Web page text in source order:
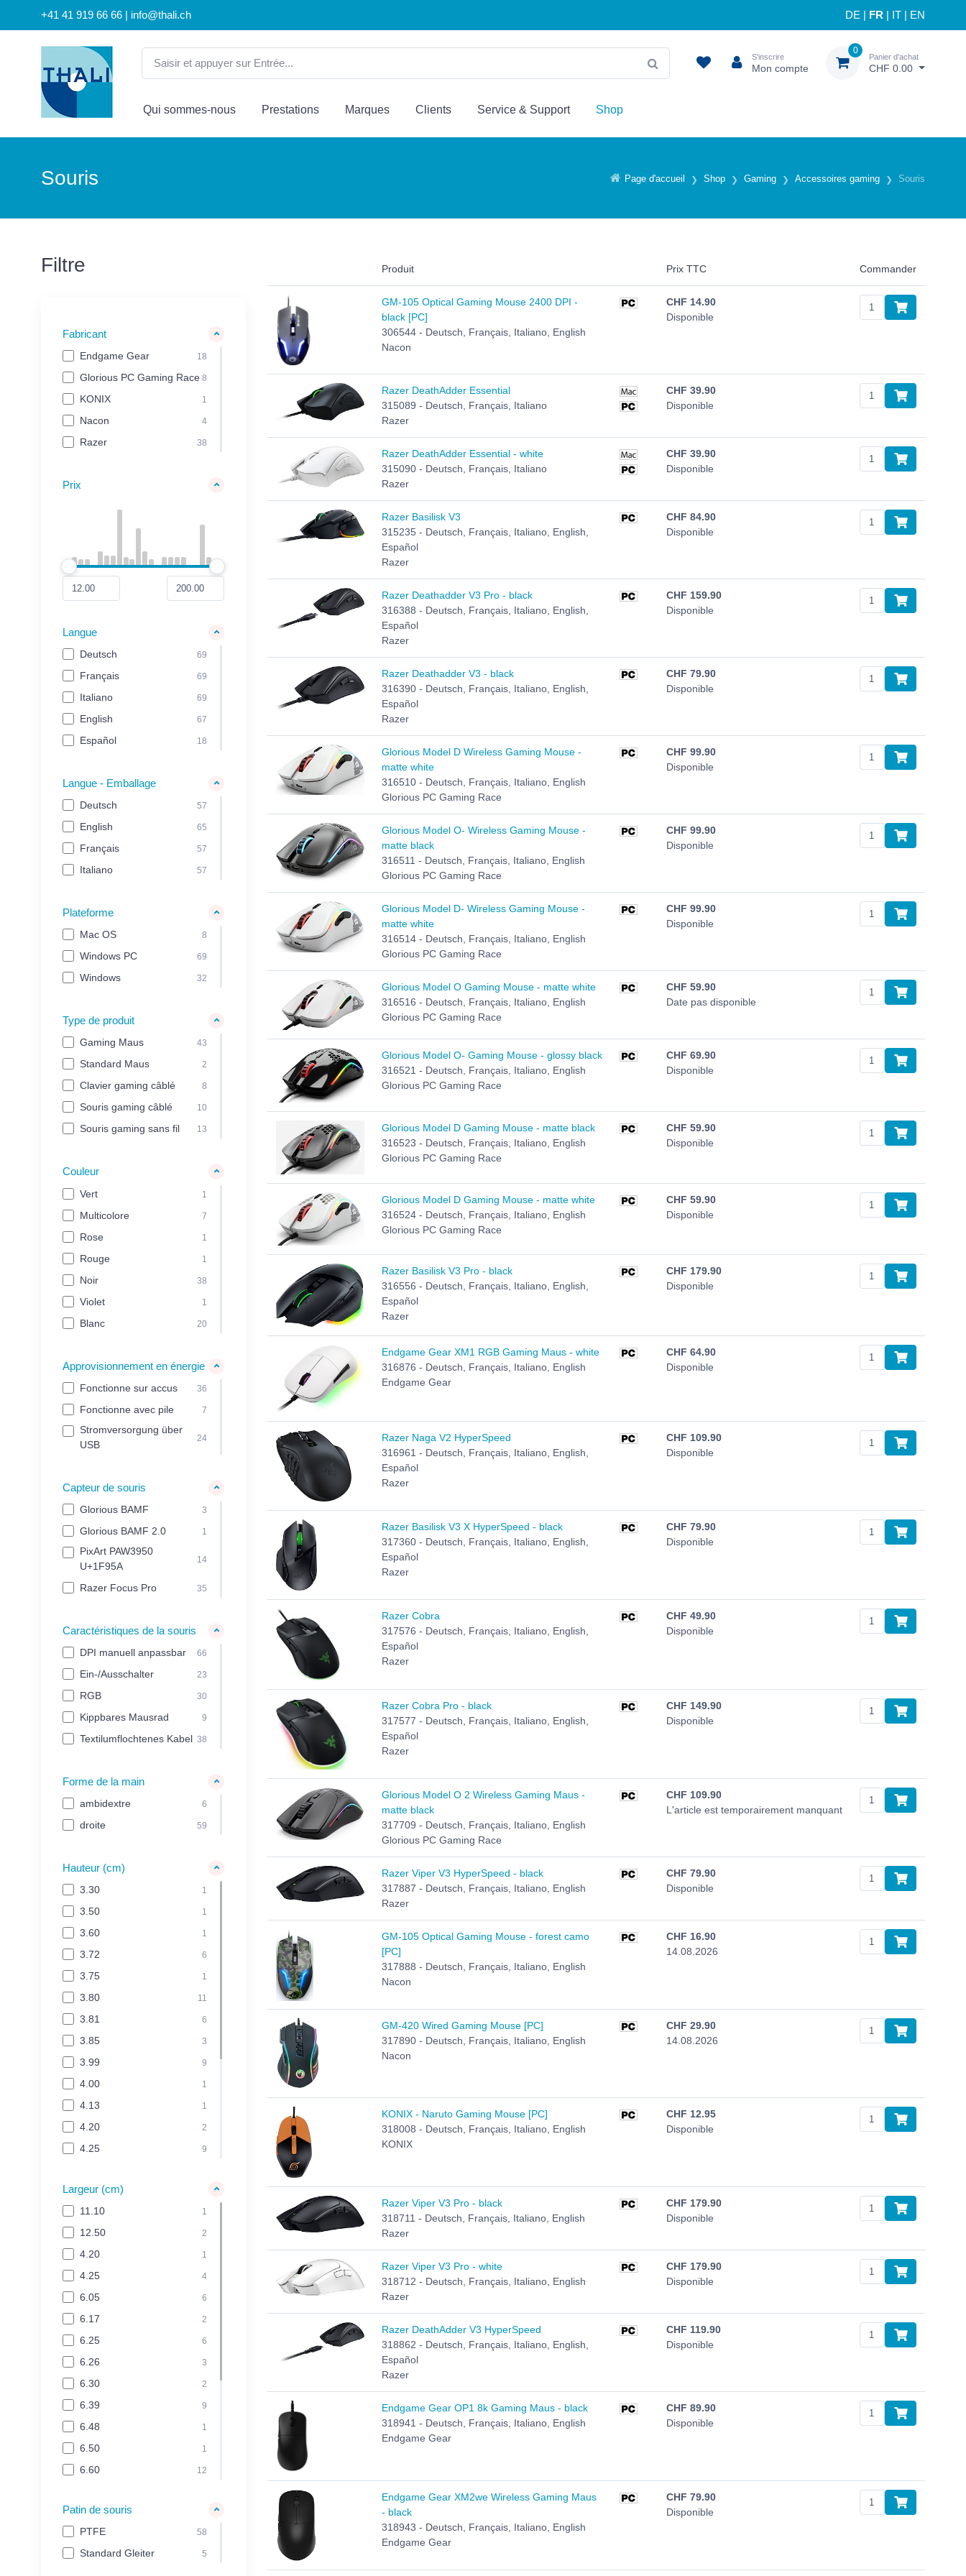
+41 41 919 66 66 | info@thali.ch DE FR IT EN
S'inscrire
Mon compte
0
Panier d'achat
CHF 0.00
Qui sommes-nous Prestations Marques Clients Service & Support Shop
Page d'accueil Shop Gaming Accessoires gaming Souris
Souris
Filtre
Fabricant
Endgame Gear 18
Glorious PC Gaming Race 8
KONIX 1
Nacon 4
Razer 38
Prix
Langue
Deutsch 69
Français 69
Italiano 69
English 67
Español 18
Langue - Emballage
Deutsch 57
English 65
Français 57
Italiano 57
Plateforme
Mac OS 8
Windows PC 69
Windows 32
Type de produit
Gaming Maus 43
Standard Maus 2
Clavier gaming câblé 8
Souris gaming câblé 10
Souris gaming sans fil 13
Couleur
Vert 1
Multicolore 7
Rose 1
Rouge 1
Noir 38
Violet 1
Blanc 20
Approvisionnement en énergie
Fonctionne sur accus 36
Fonctionne avec pile 7
Stromversorgung über
USB
24
Capteur de souris
Glorious BAMF 3
Glorious BAMF 2.0 1
PixArt PAW3950
U+1F95A
14
Razer Focus Pro 35
Caractéristiques de la souris
DPI manuell anpassbar 66
Ein-/Ausschalter 23
RGB 30
Kippbares Mausrad 9
Textilumflochtenes Kabel 38
Forme de la main
ambidextre 6
droite 59
Hauteur (cm)
3.30 1
3.50 1
3.60 1
3.72 6
3.75 1
3.80 11
3.81 6
3.85 3
3.99 9
4.00 1
4.13 1
4.20 2
4.25 9
4.35
4.40 5
4.60 1
5.00 2
7.20 1
7.90 1
Largeur (cm)
11.10 1
12.50 2
4.20 1
4.25 4
6.05 6
6.17 2
6.25 6
6.26 3
6.30 2
6.39 9
6.48 1
6.50 1
6.60 12
6.80
7.50 2
7.51 2
Patin de souris
PTFE 58
Standard Gleiter 5
Produit Prix TTC Commander
GM-105 Optical Gaming Mouse 2400 DPI -
black [PC]
306544 - Deutsch, Français, Italiano, English
Nacon
CHF 14.90
Disponible
Razer DeathAdder Essential
315089 - Deutsch, Français, Italiano
Razer
CHF 39.90
Disponible
Razer DeathAdder Essential - white
315090 - Deutsch, Français, Italiano
Razer
CHF 39.90
Disponible
Razer Basilisk V3
315235 - Deutsch, Français, Italiano, English,
Español
Razer
CHF 84.90
Disponible
Razer Deathadder V3 Pro - black
316388 - Deutsch, Français, Italiano, English,
Español
Razer
CHF 159.90
Disponible
Razer Deathadder V3 - black
316390 - Deutsch, Français, Italiano, English,
Español
Razer
CHF 79.90
Disponible
Glorious Model D Wireless Gaming Mouse -
matte white
316510 - Deutsch, Français, Italiano, English
Glorious PC Gaming Race
CHF 99.90
Disponible
Glorious Model O- Wireless Gaming Mouse -
matte black
316511 - Deutsch, Français, Italiano, English
Glorious PC Gaming Race
CHF 99.90
Disponible
Glorious Model D- Wireless Gaming Mouse -
matte white
316514 - Deutsch, Français, Italiano, English
Glorious PC Gaming Race
CHF 99.90
Disponible
Glorious Model O Gaming Mouse - matte white
316516 - Deutsch, Français, Italiano, English
Glorious PC Gaming Race
CHF 59.90
Date pas disponible
Glorious Model O- Gaming Mouse - glossy black
316521 - Deutsch, Français, Italiano, English
Glorious PC Gaming Race
CHF 69.90
Disponible
Glorious Model D Gaming Mouse - matte black
316523 - Deutsch, Français, Italiano, English
Glorious PC Gaming Race
CHF 59.90
Disponible
Glorious Model D Gaming Mouse - matte white
316524 - Deutsch, Français, Italiano, English
Glorious PC Gaming Race
CHF 59.90
Disponible
Razer Basilisk V3 Pro - black
316556 - Deutsch, Français, Italiano, English,
Español
Razer
CHF 179.90
Disponible
Endgame Gear XM1 RGB Gaming Maus - white
316876 - Deutsch, Français, Italiano, English
Endgame Gear
CHF 64.90
Disponible
Razer Naga V2 HyperSpeed
316961 - Deutsch, Français, Italiano, English,
Español
Razer
CHF 109.90
Disponible
Razer Basilisk V3 X HyperSpeed - black
317360 - Deutsch, Français, Italiano, English,
Español
Razer
CHF 79.90
Disponible
Razer Cobra
317576 - Deutsch, Français, Italiano, English,
Español
Razer
CHF 49.90
Disponible
Razer Cobra Pro - black
317577 - Deutsch, Français, Italiano, English,
Español
Razer
CHF 149.90
Disponible
Glorious Model O 2 Wireless Gaming Maus -
matte black
317709 - Deutsch, Français, Italiano, English
Glorious PC Gaming Race
CHF 109.90
L'article est temporairement manquant
Razer Viper V3 HyperSpeed - black
317887 - Deutsch, Français, Italiano, English
Razer
CHF 79.90
Disponible
GM-105 Optical Gaming Mouse - forest camo
[PC]
317888 - Deutsch, Français, Italiano, English
Nacon
CHF 16.90
14.08.2026
GM-420 Wired Gaming Mouse [PC]
317890 - Deutsch, Français, Italiano, English
Nacon
CHF 29.90
14.08.2026
KONIX - Naruto Gaming Mouse [PC]
318008 - Deutsch, Français, Italiano, English
KONIX
CHF 12.95
Disponible
Razer Viper V3 Pro - black
318711 - Deutsch, Français, Italiano, English
Razer
CHF 179.90
Disponible
Razer Viper V3 Pro - white
318712 - Deutsch, Français, Italiano, English
Razer
CHF 179.90
Disponible
Razer DeathAdder V3 HyperSpeed
318862 - Deutsch, Français, Italiano, English,
Español
Razer
CHF 119.90
Disponible
Endgame Gear OP1 8k Gaming Maus - black
318941 - Deutsch, Français, Italiano, English
Endgame Gear
CHF 89.90
Disponible
Endgame Gear XM2we Wireless Gaming Maus
- black
318943 - Deutsch, Français, Italiano, English
Endgame Gear
CHF 79.90
Disponible